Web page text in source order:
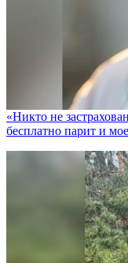
«Никто не
бесплатно парит и